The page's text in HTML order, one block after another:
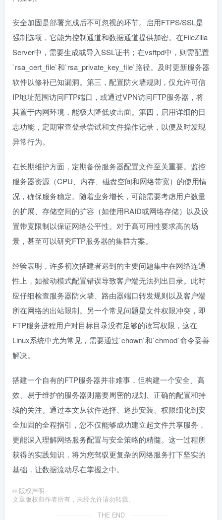
安全加固是部署完成后不可忽视的环节。启用FTPS/SSL是
强制选项，它能为控制通道和数据通道提供加密。在FileZilla
Server中，需要生成或导入SSL证书；在vsftpd中，则需配置
`rsa_cert_file`和`rsa_private_key_file`路径。及时更新服务器
软件以修补已知漏洞。第三，配置防火墙规则，仅允许可信
IP地址范围访问FTP端口，或通过VPN访问FTP服务器，将
其置于内网环境，能极大降低攻击面。第四，启用详细的日
志功能，定期审查登录尝试和文件操作记录，以便及时发现
异常行为。
在长期维护方面，定期备份服务器配置文件至关重要。监控
服务器资源（CPU、内存、磁盘空间和网络带宽）的使用情
况，确保服务稳定。随着业务增长，可能需要考虑用户数量
的扩展、存储空间的扩容（如使用RAID或网络存储）以及设
置带宽限制以保证网络公平性。对于高可用性要求高的场
景，甚至可以研究FTP服务器的集群方案。
经验表明，许多初次搭建者遇到的主要问题集中在网络连通
性上，如被动模式配置错误导致客户端无法列出目录。此时
应仔细检查服务器防火墙、路由器端口转发规则以及客户端
所在网络的出站限制。另一个常见问题是文件权限冲突，即
FTP服务进程用户对目标目录没有足够的读写权限，这在
Linux系统中尤为常见，需要通过`chown`和`chmod`命令妥善
解决。
搭建一个自有的FTP服务器并非难事，但构建一个安全、高
效、易于维护的服务器则需要周密的规划、正确的配置和持
续的关注。通过本文从软件选择、逐步安装、权限细化到安
全加固的全程指引，您不仅能够成功建立起文件共享服务，
更能深入理解网络服务配置与安全策略的精髓。这一过程所
获得的实践知识，将为您驾驭更复杂的网络服务打下坚实的
基础，让数据流动尽在掌握之中。
© 版权声明
文章版权归作者所有，未经允许请勿转载。
THE END